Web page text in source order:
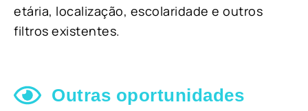
etária, localização, escolaridade e outros
filtros existentes.
Outras oportunidades